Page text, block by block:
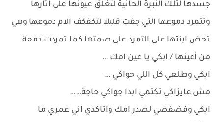
جسدها لتلك النبرة الحانية لتغلق عيونها على آثارها
وتتمرد دموعها التي جفت قليلا لتكفكف الام دموعها وهي
تحض ابنتها على التمرد على صمتها كما تمردت دمعة
من أعينها / ابكي يا عين امك …
ابكي وطلعي كل اللي حواكي …
مش عايزاكي تكتمي ابدا جواكي حاجة……
ابكي وفضفضي لصدر امك واتاكدي اني عمري ما